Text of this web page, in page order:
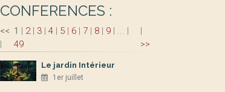
CONFERENCES :
<<
|
1 | 2| 3| 4| 5| 6| 7| 8| 9| ... |
49
|
>>
Le jardin Intérieur
1er juillet